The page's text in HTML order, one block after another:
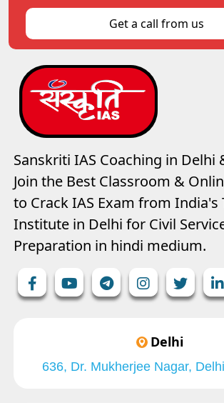
Get a call from us
Sanskriti IAS Coaching in Delhi
Join the Best Classroom &
to Crack IAS Exam from India's
Institute in Delhi for Civil
Preparation in hindi medium.
Delhi
636, Dr. Mukherjee Nagar,